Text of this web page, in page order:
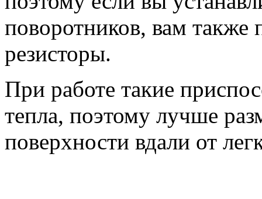
поворотников, вам также
резисторы.
При работе такие
тепла, поэтому лучше
поверхности вдали от